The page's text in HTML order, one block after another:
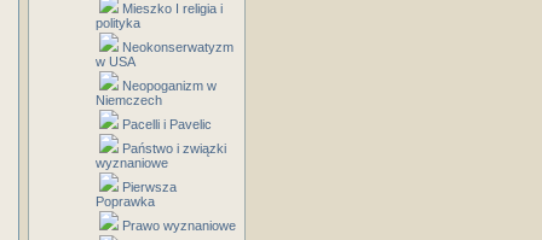
Mieszko I religia i
polityka
Neokonserwatyzm
w USA
Neopoganizm w
Niemczech
Pacelli i Pavelic
Państwo i związki
wyznaniowe
Pierwsza
Poprawka
Prawo wyznaniowe